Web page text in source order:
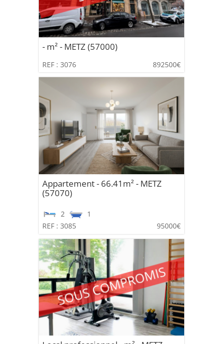
- m² - METZ (57000)
REF : 3076 892500€
Appartement - 66.41m² - METZ
(57070)
2
1
REF : 3085
95000€